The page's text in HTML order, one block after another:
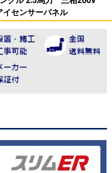
イセンサーパネル